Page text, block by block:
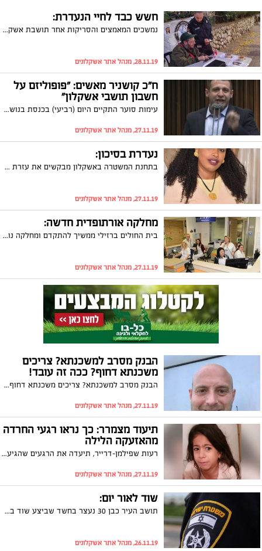
חשש כבד לחיי הנעדרת:
נמשכים המאמצים והסריקות אחר תושבת אשקלון אסרס טקלין בת ה-36, שנעדרת מאז אתמול וקיים חשש לחייה
28.11.19, מנהל אתר אשקלונים
ח"כ קושניר מאשים: "פופוליזם על
חשבון תושבי אשקלון"
עימות סוער התקיים היום (רביעי) בכנסת בנושא ההטבות שהובטחו לתושבי אשקלון בסבב ההסלמה האחרון. צפו
27.11.19, מנהל אתר אשקלונים
נעדרת בסיכון:
בתחנת המשטרה באשקלון מבקשים את עזרת הציבור בחיפושים אחר תושבת העיר, אסרס טקלין, שנעלמה מאז שעות הבוקר
27.11.19, מנהל אתר אשקלונים
מחלקה אורתופדית חדשה:
בית החולים ברזילי ממשיך להתקדם ומחלקה נוספת נפתחת במבנה חדש ועם ציוד מתקדם. מנהל בית החולים, פרופ' חזי לוי: "לא רק רפואה טובה במרכז הארץ, גם לנו תהיה הרפואה הטובה ביותר בשגרה ובחירום"
27.11.19, מנהל אתר אשקלונים
הבנק מסרב למשכנתא? צריכים
משכנתא דחוף? ככה זה עובד!
הבנק מסרב למשכנתא? צריכים משכנתא דחוף? ככה זה עובד!
27.11.19, מנהל אתר אשקלונים
תיעוד מצמרר: כך נראו רגעי החרדה
מהאזעקה הלילה
רעות שפילמן-דרייר, תיעדה את הרגעים שהגיעו אחרי האזעקה הלילה והתמונות קשות לצפייה. בסרטון נראית ביתה הקטנה אומרת: "די, נמאס לי כבר ממלחמות"
27.11.19, מנהל אתר אשקלונים
שוד לאור יום:
תושב העיר כבן 30 נעצר בחשד שביצע שוד בתחנת דלק בעיר אשקלון לפני זמן קצר. תגובה מהירה של המשטרה הביאה לאיתורו ומעצרו על ידי השוטרים
26.11.19, מנהל אתר אשקלונים